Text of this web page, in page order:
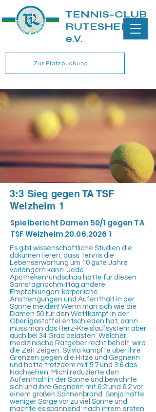
TENNIS-CLUB
RUTESHEIM
e.V.
Zur Platzbuchung
3:3 Sieg gegen TA TSF
Welzheim 1
Spielbericht Damen 50/1 gegen TA
TSF Welzheim 20.06.2026 1
Es gibt wissenschaftliche Studien die
dokumentieren, dass Tennis die
Lebenserwartung um 10 gute Jahre
verlängern kann. Jede
Apothekenrundschau hatte für diesen
Samstagnachmittag andere
Empfehlungen: körperliche
Anstrengungen und Aufenthalt in der
Sonne meiden! Wenn man sich wie die
Damen 50 für den Wettkampf in der
Oberligastaffel entschieden hat, dann
muss man das Herz-Kreislaufsystem aber
auch bei 34 Grad belasten. Welcher
medizinische Ratgeber recht behält, wird
die Zeit zeigen. Sylvia kämpfte über ihre
Grenzen gegen die Hitze und Gegnerin
und hatte trotzdem mit 5:7 und 3:6 das
Nachsehen. Michi reduzierte den
Aufenthalt in der Sonne und bewahrte
sich und ihre Gegnerin mit 6:2 und 6:2 vor
einem großen Sonnenbrand. Sonja hatte
weniger Sorge vor zu viel Sonne und
machte es spannend: nach ihrem ersten